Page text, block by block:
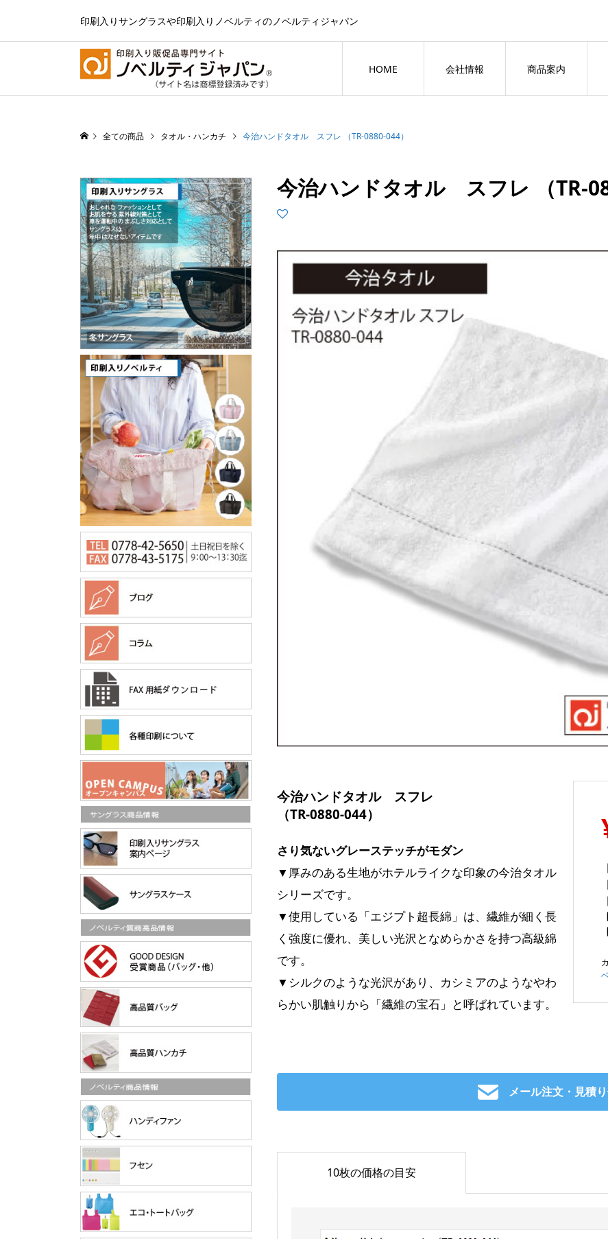
印刷入りサングラスや印刷入りノベルティのノベルティジャパン
HOME 会社情報 商品案内
全ての商品 タオル・ハンカチ 今治ハンドタオル スフレ （TR-0880-044）
今治ハンドタオル スフレ （TR-
今治ハンドタオル スフレ
（TR-0880-044）
さり気ないグレーステッチがモダン
▼厚みのある生地がホテルライクな印象の今治タオル
シリーズです。
▼使用している「エジプト超長綿」は、繊維が細く長
く強度に優れ、美しい光沢となめらかさを持つ高級綿
です。
▼シルクのような光沢があり、カシミアのようなやわ
らかい肌触りから「繊維の宝石」と呼ばれています。
メール注文・見積
10枚の価格の目安